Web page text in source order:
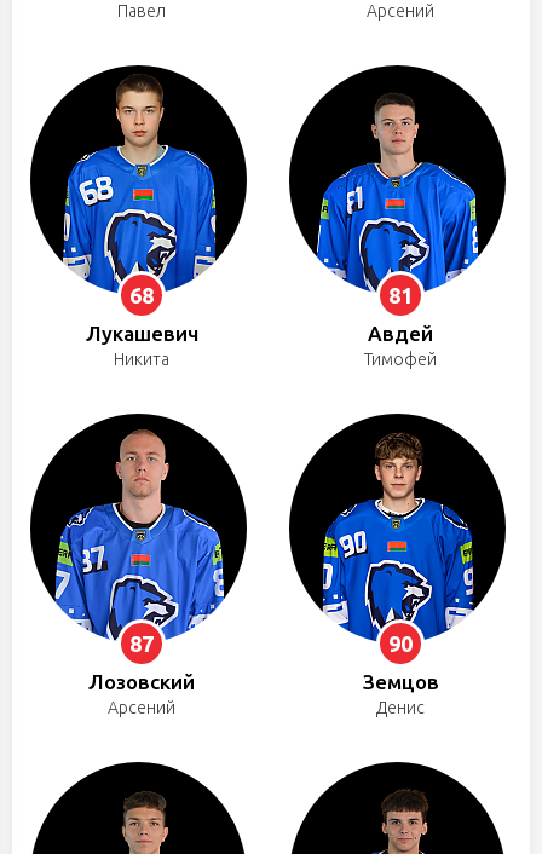
Павел Арсений
68
Лукашевич
Никита
81
Авдей
Тимофей
87
Лозовский
Арсений
90
Земцов
Денис